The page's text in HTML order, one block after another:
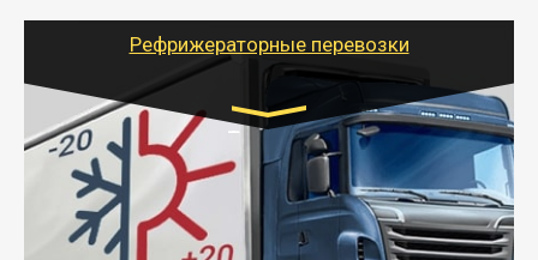
для погрузочно-разгрузочных работ при перевозке.
Рефрижераторные перевозки
Транспорт:
Газель (1,5 и 3 тонны), Бычок, Еврофура от 5 до
10 тонн
от 6000 руб.